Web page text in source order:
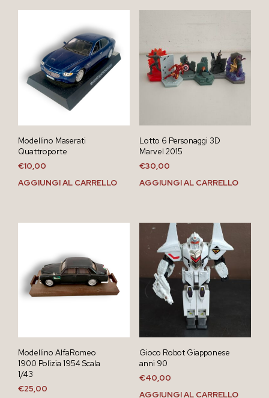
Modellino Maserati
Quattroporte
€10,00
AGGIUNGI AL CARRELLO
Lotto 6 Personaggi 3D
Marvel 2015
€30,00
AGGIUNGI AL CARRELLO
Modellino AlfaRomeo
1900 Polizia 1954 Scala
1/43
€25,00
Gioco Robot Giapponese
anni 90
€40,00
AGGIUNGI AL CARRELLO